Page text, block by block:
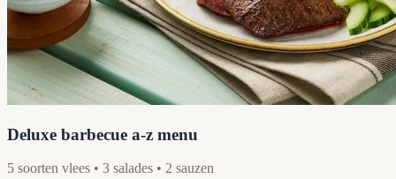
Deluxe barbecue a-z menu
5 soorten vlees • 3 salades • 2 sauzen